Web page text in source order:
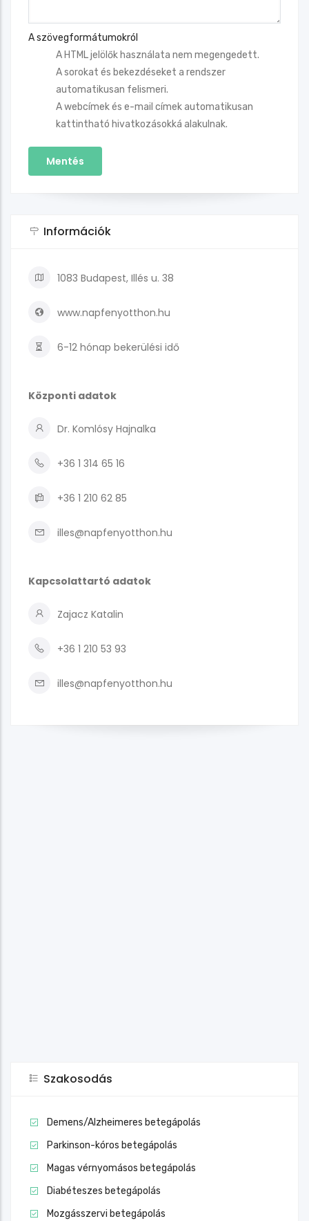
A szövegformátumokról
A HTML jelölők használata nem megengedett.
A sorokat és bekezdéseket a rendszer
automatikusan felismeri.
A webcímek és e-mail címek automatikusan
kattintható hivatkozásokká alakulnak.
Információk
1083 Budapest, Illés u. 38
www.napfenyotthon.hu
6-12 hónap bekerülési idő
Központi adatok
Dr. Komlósy Hajnalka
+36 1 314 65 16
+36 1 210 62 85
illes@napfenyotthon.hu
Kapcsolattartó adatok
Zajacz Katalin
+36 1 210 53 93
illes@napfenyotthon.hu
Szakosodás
Demens/Alzheimeres betegápolás
Parkinson-kóros betegápolás
Magas vérnyomásos betegápolás
Diabéteszes betegápolás
Mozgásszervi betegápolás